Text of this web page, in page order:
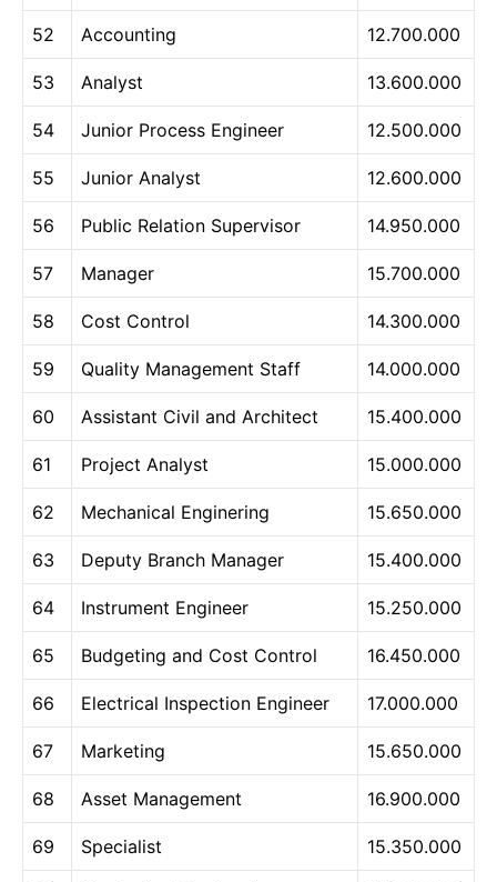
52 Accounting 12.700.000
53 Analyst 13.600.000
54 Junior Process Engineer 12.500.000
55 Junior Analyst 12.600.000
56 Public Relation Supervisor 14.950.000
57 Manager 15.700.000
58 Cost Control 14.300.000
59 Quality Management Staff 14.000.000
60 Assistant Civil and Architect 15.400.000
61 Project Analyst 15.000.000
62 Mechanical Enginering 15.650.000
63 Deputy Branch Manager 15.400.000
64 Instrument Engineer 15.250.000
65 Budgeting and Cost Control 16.450.000
66 Electrical Inspection Engineer 17.000.000
67 Marketing 15.650.000
68 Asset Management 16.900.000
69 Specialist 15.350.000